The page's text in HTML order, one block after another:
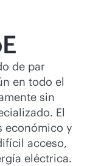
de par
en todo el
sin
El
económico y
acceso,
eléctrica.